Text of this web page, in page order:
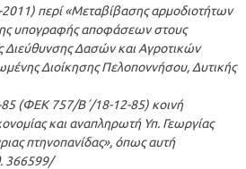
περί «Μεταβίβασης αρμοδιοτήτων
υπογραφής αποφάσεων στους
Διεύθυνσης Δασών και Αγροτικών
Διοίκησης Πελοποννήσου, Δυτικής
(ΦΕΚ 757/Β΄/18-12-85) κοινή
και αναπληρωτή Υπ. Γεωργίας
πτηνοπανίδας», όπως αυτή
366599/